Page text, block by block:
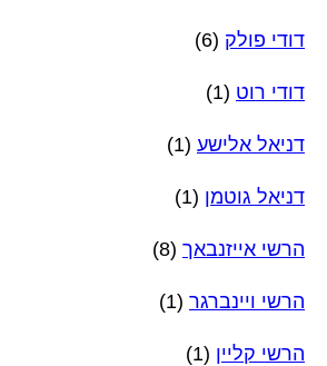
דודי פולק (6)
דודי רוט (1)
דניאל אלישע (1)
דניאל גוטמן (1)
הרשי אייזנבאך (8)
הרשי ויינברגר (1)
הרשי קליין (1)